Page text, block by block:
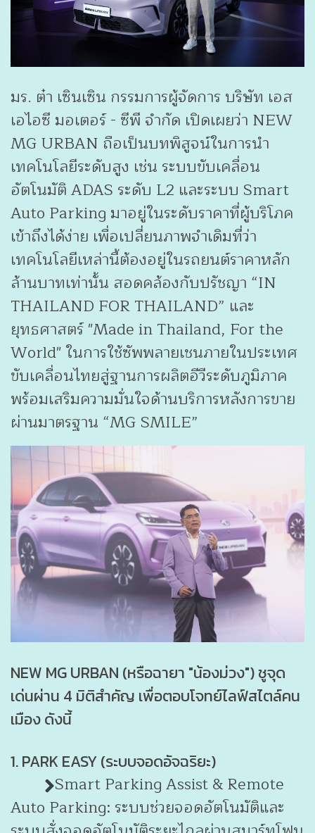
มร. ต๋า เซินเซิน กรรมการผู้จัดการ บริษัท เอส
เอไอซี มอเตอร์ - ซีพี จำกัด เปิดเผยว่า NEW
MG URBAN ถือเป็นบทพิสูจน์ในการนำ
เทคโนโลยีระดับสูง เช่น ระบบขับเคลื่อน
อัตโนมัติ ADAS ระดับ L2 และระบบ Smart
Auto Parking มาอยู่ในระดับราคาที่ผู้บริโภค
เข้าถึงได้ง่าย เพื่อเปลี่ยนภาพจำเดิมที่ว่า
เทคโนโลยีเหล่านี้ต้องอยู่ในรถยนต์ราคาหลัก
ล้านบาทเท่านั้น สอดคล้องกับปรัชญา “IN
THAILAND FOR THAILAND” และ
ยุทธศาสตร์ "Made in Thailand, For the
World" ในการใช้ซัพพลายเชนภายในประเทศ
ขับเคลื่อนไทยสู่ฐานการผลิตอีวีระดับภูมิภาค
พร้อมเสริมความมั่นใจด้านบริการหลังการขาย
ผ่านมาตรฐาน “MG SMILE”
NEW MG URBAN (หรือฉายา "น้องม่วง") ชูจุด
เด่นผ่าน 4 มิติสำคัญ เพื่อตอบโจทย์ไลฟ์สไตล์คน
เมือง ดังนี้
1. PARK EASY (ระบบจอดอัจฉริยะ)
Smart Parking Assist & Remote
Auto Parking: ระบบช่วยจอดอัตโนมัติและ